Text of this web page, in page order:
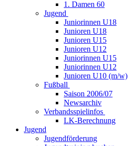
1. Damen 60
Jugend
Juniorinnen U18
Junioren U18
Junioren U15
Junioren U12
Juniorinnen U15
Juniorinnen U12
Junioren U10 (m/w)
Fußball
Saison 2006/07
Newsarchiv
Verbandsspielinfos
LK-Berechnung
Jugend
Jugendförderung